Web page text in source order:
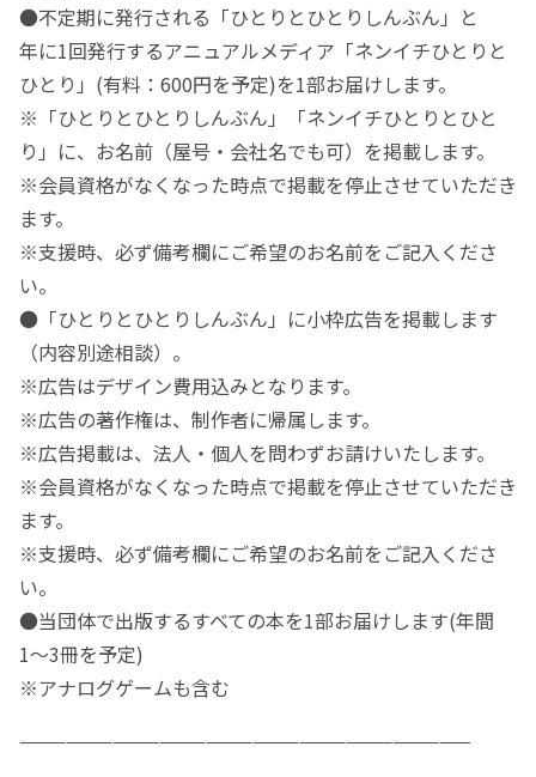
●不定期に発行される「ひとりとひとりしんぶん」と
年に1回発行するアニュアルメディア「ネンイチひとりと
ひとり」(有料：600円を予定)を1部お届けします。
※「ひとりとひとりしんぶん」「ネンイチひとりとひと
り」に、お名前（屋号・会社名でも可）を掲載します。
※会員資格がなくなった時点で掲載を停止させていただき
ます。
※支援時、必ず備考欄にご希望のお名前をご記入くださ
い。
●「ひとりとひとりしんぶん」に小枠広告を掲載します
（内容別途相談）。
※広告はデザイン費用込みとなります。
※広告の著作権は、制作者に帰属します。
※広告掲載は、法人・個人を問わずお請けいたします。
※会員資格がなくなった時点で掲載を停止させていただき
ます。
※支援時、必ず備考欄にご希望のお名前をご記入くださ
い。
●当団体で出版するすべての本を1部お届けします(年間
1〜3冊を予定)
※アナログゲームも含む
—————————————————————————————